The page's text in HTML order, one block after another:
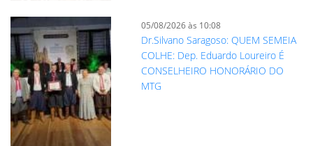
05/08/2026 às 10:08
Dr.Silvano Saragoso: QUEM SEMEIA
COLHE: Dep. Eduardo Loureiro É
CONSELHEIRO HONORÁRIO DO
MTG